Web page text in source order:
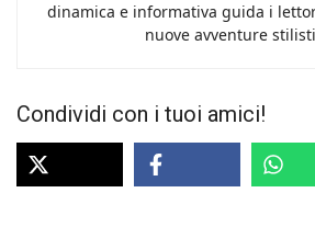
dinamica e informativa guida i
nuove avventure
Condividi con i tuoi amici!